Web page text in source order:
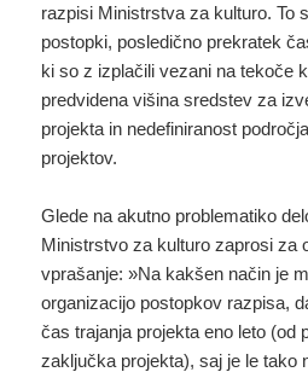
razpisi Ministrstva za kulturo. To
postopki, posledično prekratek
ki so z izplačili vezani na tekoče
predvidena višina sredstev za
projekta in nedefiniranost
projektov.
Glede na akutno problematiko
Ministrstvo za kulturo zaprosi za
vprašanje: »Na kakšen način je
organizacijo postopkov razpisa,
čas trajanja projekta eno leto (od
zaključka projekta), saj je le tako